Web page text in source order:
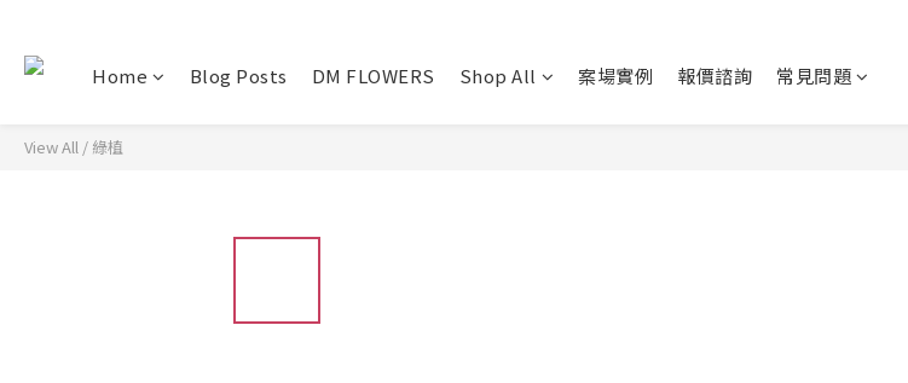
Home Blog Posts DM FLOWERS Shop All 案場實例 報價諮詢 常見問題
View All / 綠植